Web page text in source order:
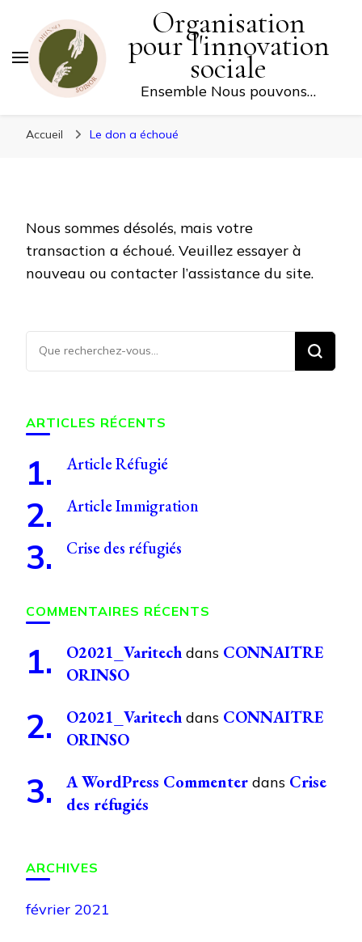
Organisation
pour l'innovation
sociale
Ensemble Nous pouvons…
Accueil Le don a échoué
Nous sommes désolés, mais votre
transaction a échoué. Veuillez essayer à
nouveau ou contacter l’assistance du site.
Vous
recherchiez
ARTICLES RÉCENTS
Article Réfugié
Article Immigration
Crise des réfugiés
COMMENTAIRES RÉCENTS
O2021_Varitech dans CONNAITRE
ORINSO
O2021_Varitech dans CONNAITRE
ORINSO
A WordPress Commenter dans Crise
des réfugiés
ARCHIVES
février 2021
FAITES UN DON